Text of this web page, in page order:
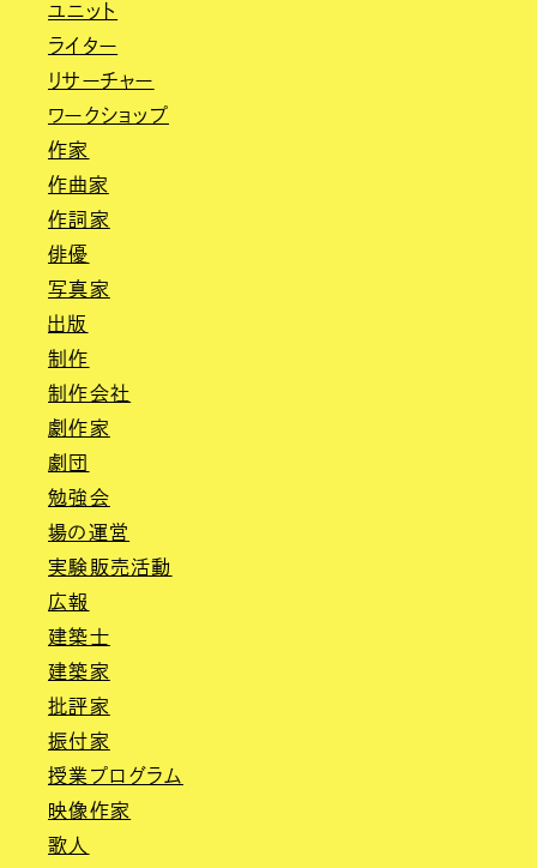
ユニット
ライター
リサーチャー
ワークショップ
作家
作曲家
作詞家
俳優
写真家
出版
制作
制作会社
劇作家
劇団
勉強会
場の運営
実験販売活動
広報
建築士
建築家
批評家
振付家
授業プログラム
映像作家
歌人